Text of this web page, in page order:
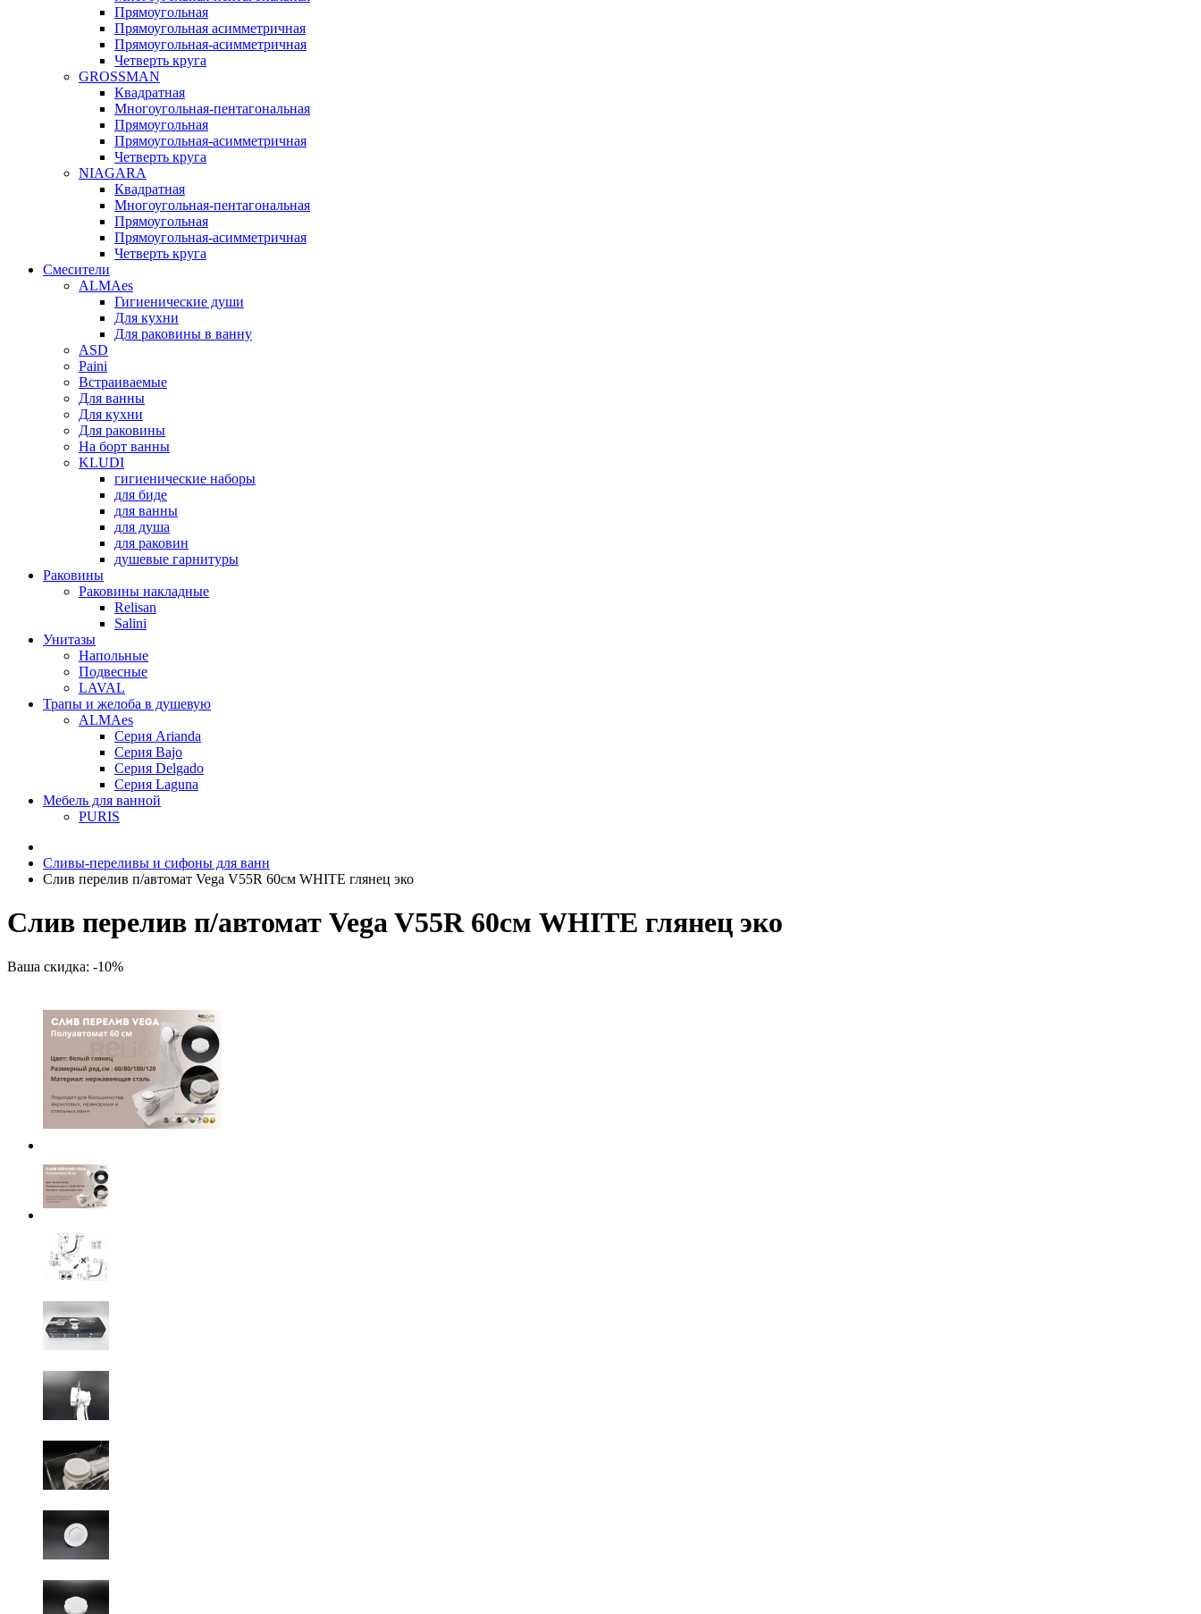
Прямоугольная
Прямоугольная асимметричная
Прямоугольная-асимметричная
Четверть круга
GROSSMAN
Квадратная
Многоугольная-пентагональная
Прямоугольная
Прямоугольная-асимметричная
Четверть круга
NIAGARA
Квадратная
Многоугольная-пентагональная
Прямоугольная
Прямоугольная-асимметричная
Четверть круга
Смесители
ALMAes
Гигиенические души
Для кухни
Для раковины в ванну
ASD
Paini
Встраиваемые
Для ванны
Для кухни
Для раковины
На борт ванны
KLUDI
гигиенические наборы
для биде
для ванны
для душа
для раковин
душевые гарнитуры
Раковины
Раковины накладные
Relisan
Salini
Унитазы
Напольные
Подвесные
LAVAL
Трапы и желоба в душевую
ALMAes
Серия Arianda
Серия Bajo
Серия Delgado
Серия Laguna
Мебель для ванной
PURIS
Сливы-переливы и сифоны для ванн
Слив перелив п/автомат Vega V55R 60см WHITE глянец эко
Слив перелив п/автомат Vega V55R 60см WHITE глянец эко
Ваша скидка: -10%